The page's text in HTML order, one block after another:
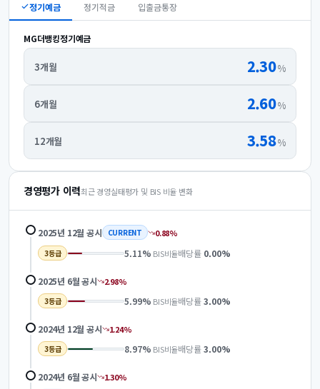
정기예금 정기적금 입출금통장
MG더뱅킹정기예금
3개월 2.30%
6개월 2.60%
12개월 3.58%
경영평가 이력최근 경영실태평가 및 BIS 비율 변화
2025년 12월 공시 CURRENT 0.88%
3등급 5.11% BIS비율배당률 0.00%
2025년 6월공시 2.98%
3등급 5.99% BIS비율배당률 3.00%
2024년 12월 공시 1.24%
3등급 8.97% BIS비율배당률 3.00%
2024년 6월공시 1.30%